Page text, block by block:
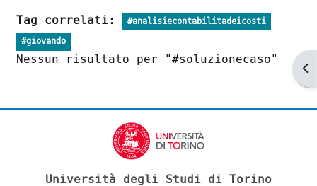
Tag correlati:
#analisiecontabilitadeicosti
#giovando
Nessun risultato per "#soluzionecaso"
Università degli Studi di Torino